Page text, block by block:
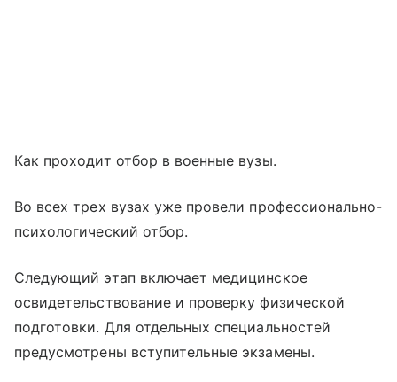
Как проходит отбор в военные вузы.
Во всех трех вузах уже провели профессионально-
психологический отбор.
Следующий этап включает медицинское
освидетельствование и проверку физической
подготовки. Для отдельных специальностей
предусмотрены вступительные экзамены.